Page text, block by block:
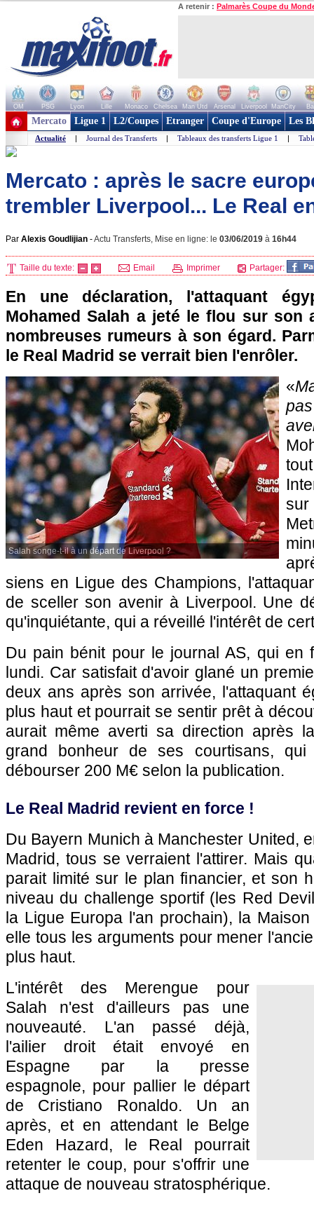
A retenir : Palmarès Coupe du
OM PSG Lyon Lille Monaco Chelsea Man Utd Arsenal Liverpool ManCity
+ de clubs
Mercato Ligue 1 L2/Coupes Etranger Coupe d'Europe Les
Actualité | Journal des Transferts | Tableaux des transferts Ligue 1 |
Mercato : après le sacre
trembler Liverpool... Le Real
Par Alexis Goudlijian -Actu Transferts, Mise en ligne: le 03/06/2019 à 16h44
Taille du texte: Email Imprimer Partager:
En une déclaration, l'attaquant
Mohamed Salah a jeté le flou sur son
nombreuses rumeurs à son égard.
le Real Madrid se verrait bien l'enrôler.
Salah songe-t-il à un départ de Liverpool ?
«
sur
siens en Ligue des Champions,
de sceller son avenir à Liverpool. Une
qu'inquiétante, qui a réveillé l'intérêt de
Du pain bénit pour le journal AS, qui en
lundi. Car satisfait d'avoir glané un
deux ans après son arrivée, l'attaquant
plus haut et pourrait se sentir prêt à
aurait même averti sa direction après
grand bonheur de ses courtisans,
débourser 200 M€ selon la publication.
Le Real Madrid revient en force !
Du Bayern Munich à Manchester United,
Madrid, tous se verraient l'attirer. Mais
parait limité sur le plan financier, et son
niveau du challenge sportif (les Red
la Ligue Europa l'an prochain), la
elle tous les arguments pour mener
plus haut.
L'intérêt des Merengue pour
Salah n'est d'ailleurs pas une
nouveauté. L'an passé déjà,
l'ailier droit était envoyé en
Espagne par la presse
espagnole, pour pallier le départ
de Cristiano Ronaldo. Un an
après, et en attendant le Belge
Eden Hazard, le Real pourrait
retenter le coup, pour s'offrir une
attaque de nouveau stratosphérique.